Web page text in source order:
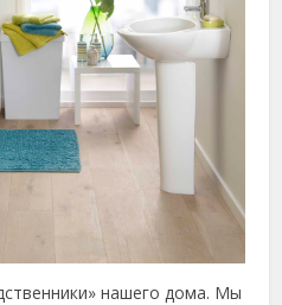
нашего дома. Мы